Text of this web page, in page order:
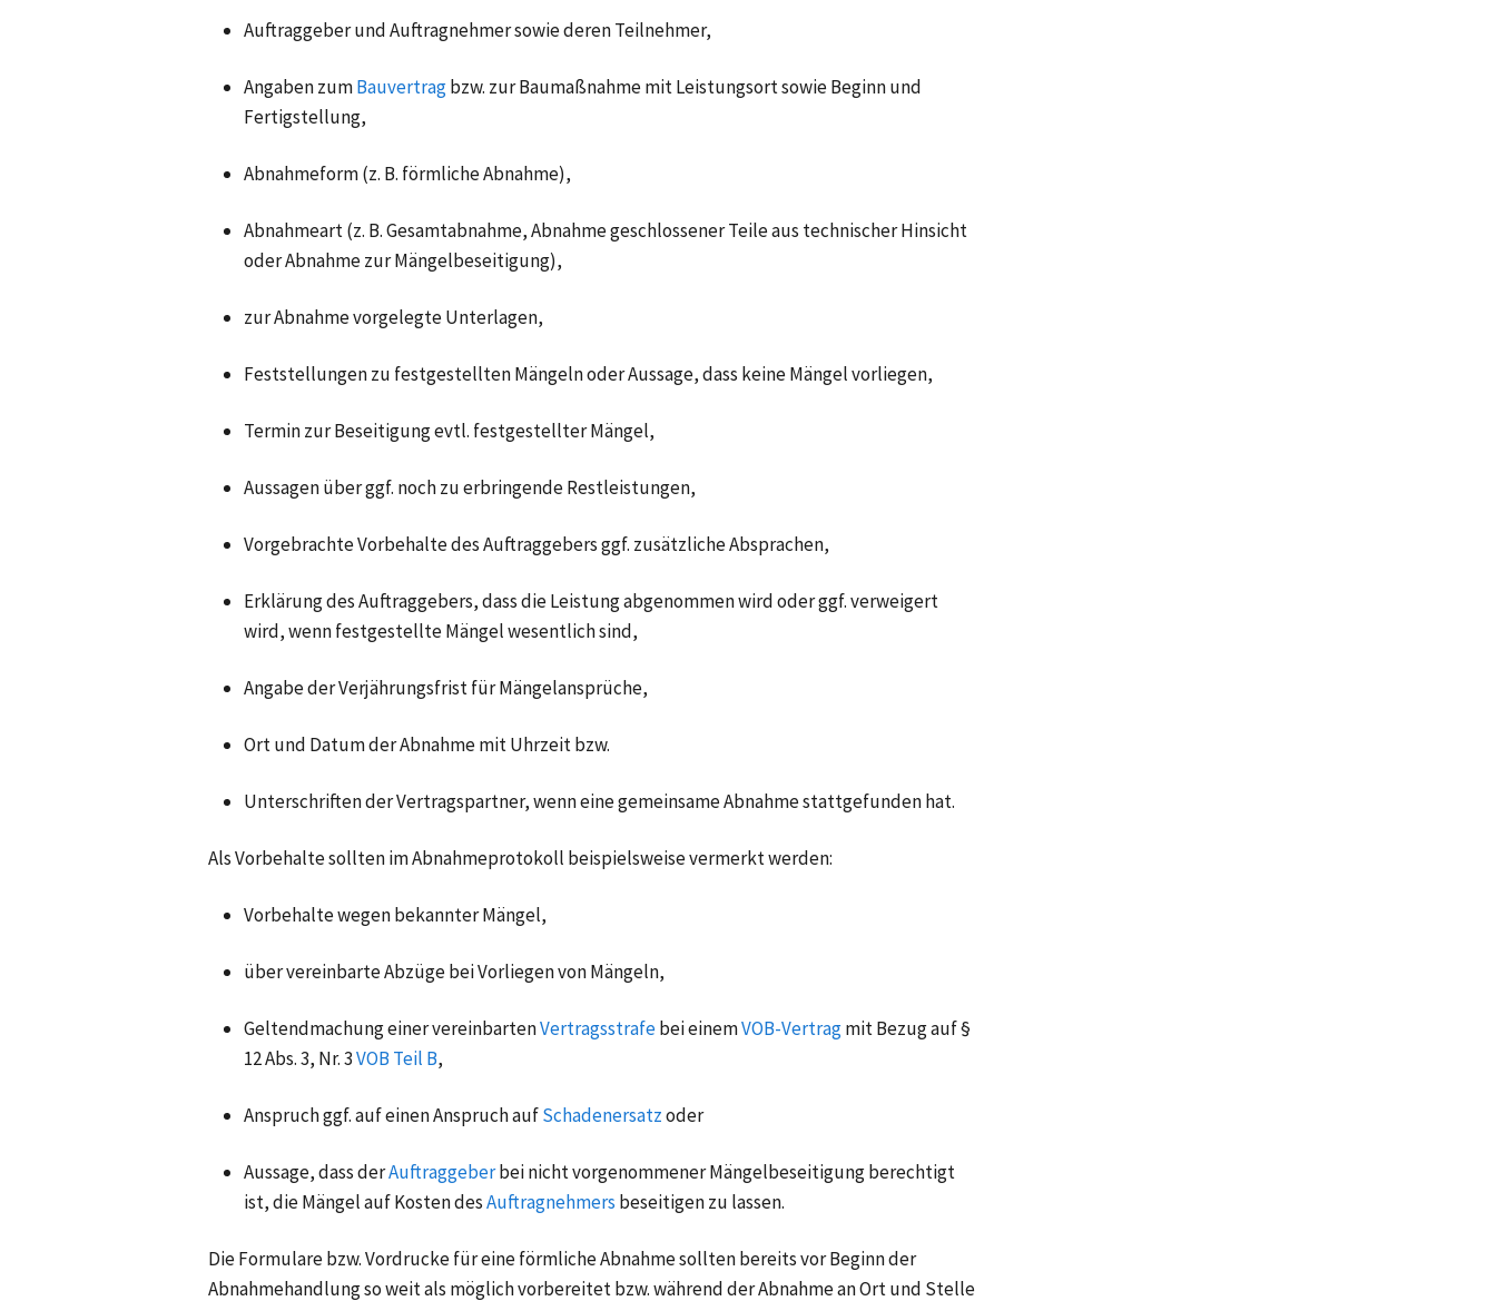
Auftraggeber und Auftragnehmer sowie deren Teilnehmer,
Angaben zumBauvertragbzw. zur Baumaßnahme mit Leistungsort sowie Beginn und
Fertigstellung,
Abnahmeform (z. B. förmliche Abnahme),
Abnahmeart (z. B. Gesamtabnahme, Abnahme geschlossener Teile aus technischer Hinsicht
oder Abnahme zur Mängelbeseitigung),
zur Abnahme vorgelegte Unterlagen,
Feststellungen zu festgestellten Mängeln oder Aussage, dass keine Mängel vorliegen,
Termin zur Beseitigung evtl. festgestellter Mängel,
Aussagen über ggf. noch zu erbringende Restleistungen,
Vorgebrachte Vorbehalte des Auftraggebers ggf. zusätzliche Absprachen,
Erklärung des Auftraggebers, dass die Leistung abgenommen wird oder ggf. verweigert
wird, wenn festgestellte Mängel wesentlich sind,
Angabe der Verjährungsfrist für Mängelansprüche,
Ort und Datum der Abnahme mit Uhrzeit bzw.
Unterschriften der Vertragspartner, wenn eine gemeinsame Abnahme stattgefunden hat.
Als Vorbehalte sollten im Abnahmeprotokoll beispielsweise vermerkt werden:
Vorbehalte wegen bekannter Mängel,
über vereinbarte Abzüge bei Vorliegen von Mängeln,
Geltendmachung einer vereinbartenVertragsstrafebei einemVOB-Vertragmit Bezug auf §
12 Abs. 3, Nr. 3VOB Teil B,
Anspruch ggf. auf einen Anspruch aufSchadenersatzoder
Aussage, dass derAuftraggeberbei nicht vorgenommener Mängelbeseitigung berechtigt
ist, dieMängelauf Kosten desAuftragnehmers beseitigen zu lassen.
Die Formulare bzw. Vordrucke für eine förmliche Abnahme sollten bereits vor Beginn der
Abnahmehandlung so weit als möglich vorbereitet bzw. während der Abnahme an Ort und Stelle